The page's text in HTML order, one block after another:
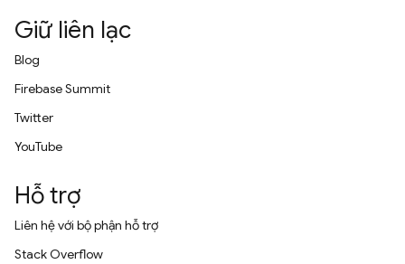
Giữ liên lạc
Blog
Firebase Summit
Twitter
YouTube
Hỗ trợ
Liên hệ với bộ phận hỗ trợ
Stack Overflow